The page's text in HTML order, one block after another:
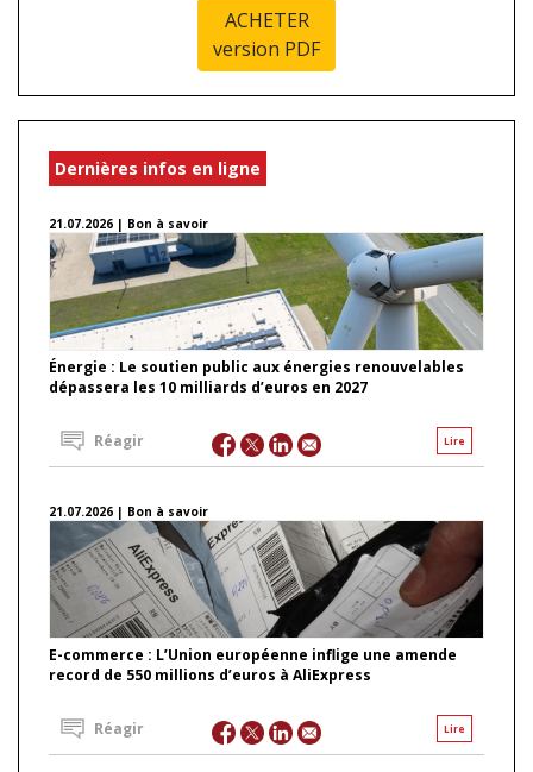
ACHETER
version PDF
Dernières infos en ligne
21.07.2026 | Bon à savoir
Énergie : Le soutien public aux énergies renouvelables
dépassera les 10 milliards d’euros en 2027
Lire
Réagir
21.07.2026 | Bon à savoir
E-commerce : L’Union européenne inflige une amende
record de 550 millions d’euros à AliExpress
Lire
Réagir